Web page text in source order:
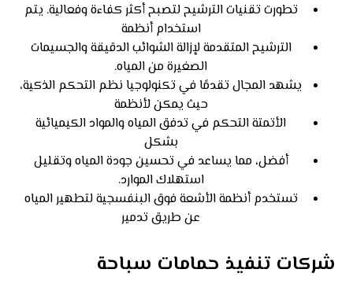
تطورت تقنيات الترشيح لتصبح أكثر كفاءة وفعالية. يتم
استخدام أنظمة
الترشيح المتقدمة لإزالة الشوائب الدقيقة والجسيمات
الصغيرة من المياه.
يشهد المجال تقدمًا في تكنولوجيا نظم التحكم الذكية،
حيث يمكن لأنظمة
الأتمتة التحكم في تدفق المياه والمواد الكيميائية
بشكل
أفضل، مما يساعد في تحسين جودة المياه وتقليل
استهلاك الموارد.
تستخدم أنظمة الأشعة فوق البنفسجية لتطهير المياه
عن طريق تدمير
شركات تنفيذ حمامات سباحة